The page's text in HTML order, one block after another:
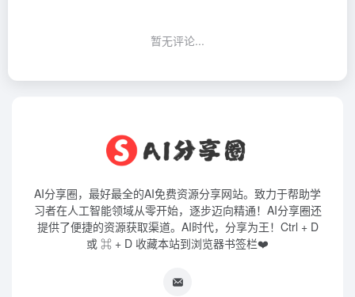
暂无评论...
AI分享圈，最好最全的AI免费资源分享网站。致力于帮助学
习者在人工智能领域从零开始，逐步迈向精通！AI分享圈还
提供了便捷的资源获取渠道。AI时代，分享为王！Ctrl + D
或 ⌘ + D 收藏本站到浏览器书签栏❤️